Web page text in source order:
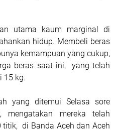
utama kaum marginal di
hidup. Membeli beras
kemampuan yang cukup,
beras saat ini,
yang telah
15 kg.
yang ditemui Selasa sore
mereka telah
titik, di Banda Aceh dan Aceh